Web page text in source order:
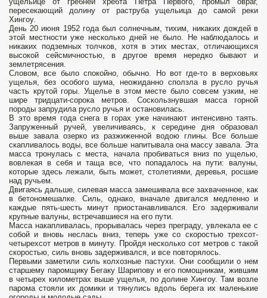
пересекающий долину от раструба ущельица до самой реки
Хингоу.
День 20 июня 1952 года был солнечным, тихим, никаких дождей в
этой местности уже несколько дней не было. Не наблюдалось и
никаких подземных толчков, хотя в этих местах, отличающихся
высокой сейсмичностью, в другое время нередко бывают и
землетрясения.
Словом, все было спокойно, обычно. Но вот где-то в верховьях
ущелья, без особого шума, неожиданно сползла в русло ручья
часть крутой горы. Ущелье в этом месте было совсем узким, не
шире тридцати-сорока метров. Соскользнувшая масса горной
породы запрудила русло ручья и остановилась.
В это время года снега в горах уже начинают интенсивно таять.
Запруженный ручей, увеличиваясь, к середине дня образовал
выше завала озерко из разжиженной водою глины. Все больше
скапливалось воды, все больше напитывала она массу завала. Эта
масса тронулась с места, начала пробиваться вниз по ущелью,
вовлекая в себя и таща все, что попадалось на пути: валуны,
которые здесь лежали, быть может, столетиями, деревья, росшие
над ручьем.
Двигаясь дальше, силевая масса замешивала все захваченное, как
в бетономешалке. Силь, однако, вначале двигался медленно и
каждые пять-шесть минут приостанавливался. Его задерживали
крупные валуны, встречавшиеся на его пути.
Масса накапливалась, прорывалась через преграду, увлекала ее с
собой и вновь неслась вниз, теперь уже со скоростью трехсот-
четырехсот метров в минуту. Пройдя несколько сот метров с такой
скоростью, силь вновь задерживался, и все повторялось.
Первыми заметили силь колхозные пастухи. Они сообщили о нем
старшему паромщику Бегаку Шарипову и его помощникам, жившим
в четырех километрах выше ущелья, по долине Хингоу. Там возле
парома стояли их домики и тянулись вдоль берега их маленькие